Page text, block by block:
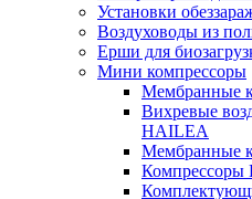
Установки
Воздуховоды из
Ерши для
Мини компрессоры
Мембранные
Вихревые
HAILEA
Мембранные
Компрессоры